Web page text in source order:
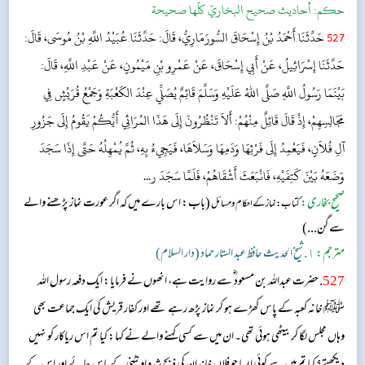
حکم:أحاديث صحيح البخاريّ كلّها صحيحة
527حَدَّثَنَا أَحْمَدُ بْنُ إِسْحَاقَ السُّورَمَارِيُّ، قَالَ: حَدَّثَنَا عُبَيْدُ اللَّهِ بْنُ مُوسَى، قَالَ:
حَدَّثَنَا إِسْرَائِيلُ، عَنْ أَبِي إِسْحَاقَ، عَنْ عَمْرِو بْنِ مَيْمُونٍ، عَنْ عَبْدِ اللَّهِ، قَالَ:
بَيْنَمَا رَسُولُ اللَّهِ صَلَّى اللهُ عَلَيْهِ وَسَلَّمَ قَائِمٌ يُصَلِّي عِنْدَ الكَعْبَةِ وَجَمْعُ قُرَيْشٍ فِي
مَجَالِسِهِمْ، إِذْ قَالَ قَائِلٌ مِنْهُمْ: أَلاَ تَنْظُرُونَ إِلَى هَذَا المُرَائِي أَيُّكُمْ يَقُومُ إِلَى جَزُورِ
آلِ فُلاَنٍ، فَيَعْمِدُ إِلَى فَرْثِهَا وَدَمِهَا وَسَلاَهَا، فَيَجِيءُ بِهِ، ثُمَّ يُمْهِلُهُ حَتَّى إِذَا سَجَدَ
وَضَعَهُ بَيْنَ كَتِفَيْهِ، فَانْبَعَثَ أَشْقَاهُمْ، فَلَمَّا سَجَدَ ر...
صحیح بخاری:کتاب: نماز کے احکام و مسائل(باب: اس بارے میں کہ اگر عورت نماز پڑھنے والے
سے گن...)
مترجم: ١. شیخ الحدیث حافظ عبد الستار حماد (دار السلام)
527 . حضرت عبداللہ بن مسعود ؓ سے روایت ہے، انھوں نے فرمایا: ایک دفعہ رسول اللہ
ﷺ خانہ کعبہ کے پاس کھڑے ہو کر نماز پڑھ رہے تھے اور کفار قریش کی ایک جماعت بھی
وہاں مجلس لگا کر بیٹھی ہوئی تھی۔ ان میں سے کسی کہنے والے نے کہا: کیا تم اس ریاکار کو نہیں